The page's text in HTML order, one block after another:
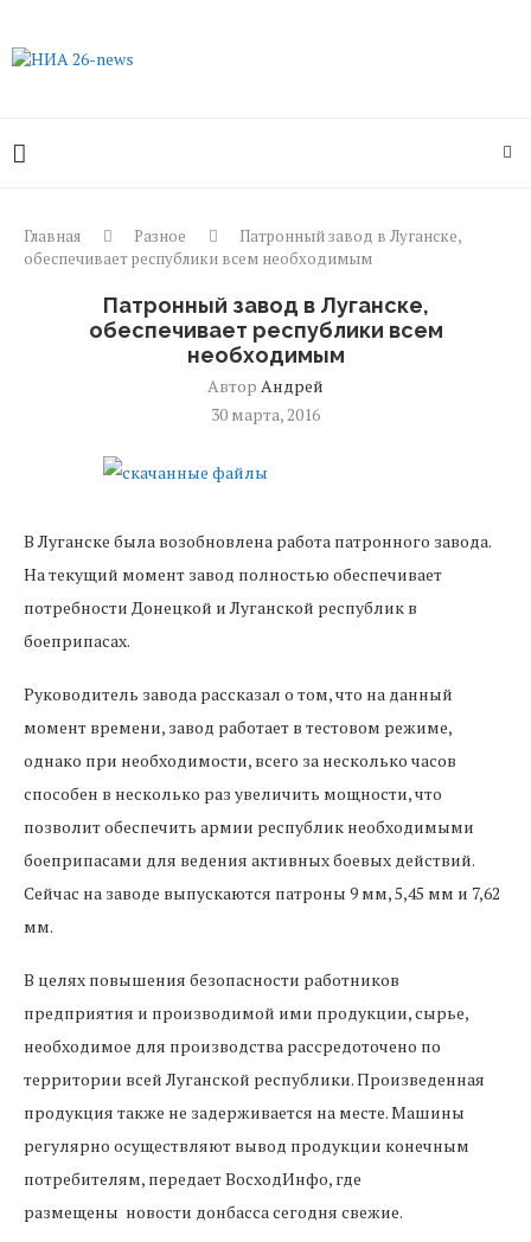
Главная Разное
Патронный завод в Луганске,
обеспечивает республики всем необходимым
Патронный завод в Луганске,
обеспечивает республики всем
необходимым
Автор Андрей
30 марта, 2016
В Луганске была возобновлена работа патронного завода.
На текущий момент завод полностью обеспечивает
потребности Донецкой и Луганской республик в
боеприпасах.
Руководитель завода рассказал о том, что на данный
момент времени, завод работает в тестовом режиме,
однако при необходимости, всего за несколько часов
способен в несколько раз увеличить мощности, что
позволит обеспечить армии республик необходимыми
боеприпасами для ведения активных боевых действий.
Сейчас на заводе выпускаются патроны 9 мм, 5,45 мм и 7,62
мм.
В целях повышения безопасности работников
предприятия и производимой ими продукции, сырье,
необходимое для производства рассредоточено по
территории всей Луганской республики. Произведенная
продукция также не задерживается на месте. Машины
регулярно осуществляют вывод продукции конечным
потребителям, передает ВосходИнфо, где
размещены новости донбасса сегодня свежие.